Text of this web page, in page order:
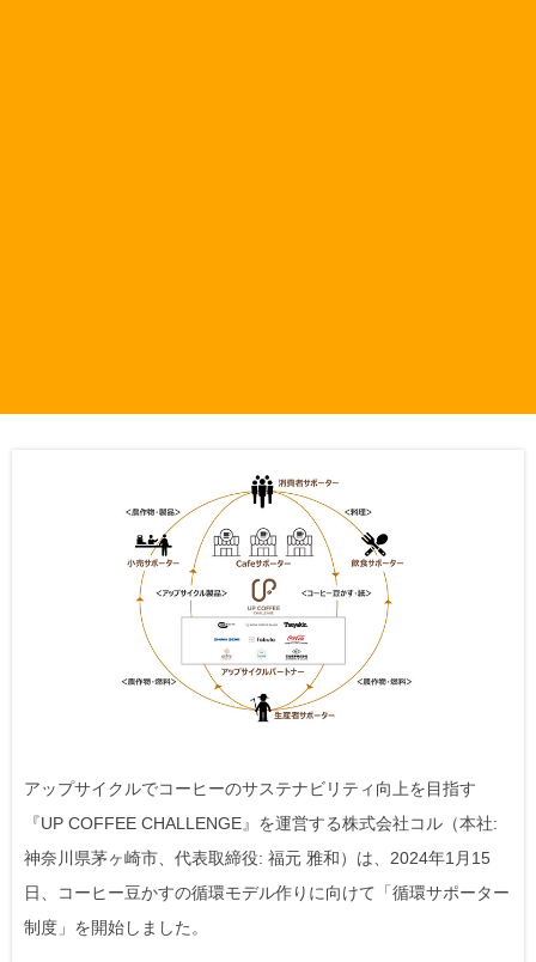
アップサイクルでコーヒーのサステナビリティ向上を目指す
『UP COFFEE CHALLENGE』を運営する株式会社コル（本社:
神奈川県茅ヶ崎市、代表取締役: 福元 雅和）は、2024年1月15
日、コーヒー豆かすの循環モデル作りに向けて「循環サポーター
制度」を開始しました。